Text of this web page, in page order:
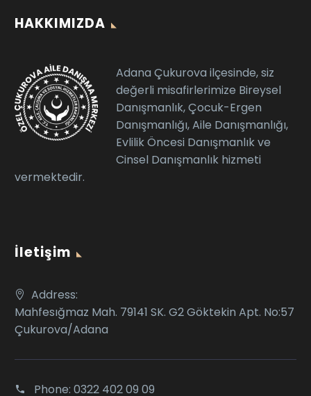
HAKKIMIZDA
Adana Çukurova ilçesinde, siz
değerli misafirlerimize Bireysel
Danışmanlık, Çocuk-Ergen
Danışmanlığı, Aile Danışmanlığı,
Evlilik Öncesi Danışmanlık ve
Cinsel Danışmanlık hizmeti
vermektedir.
İletişim
Address:
Mahfesığmaz Mah. 79141 SK. G2 Göktekin Apt. No:57
Çukurova/Adana
Phone: 0322 402 09 09